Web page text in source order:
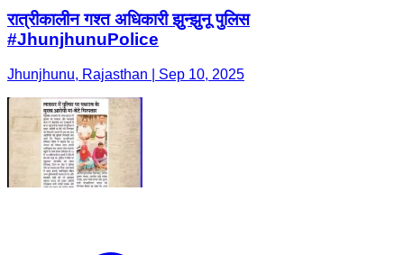
रात्रीकालीन गश्त अधिकारी झुन्झुनू पुलिस
#JhunjhunuPolice
Jhunjhunu, Rajasthan | Sep 10, 2025